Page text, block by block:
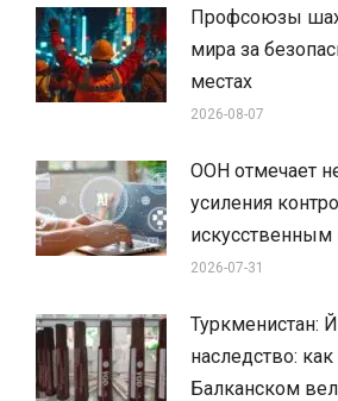
Профсоюзы
мира за
местах
2026-08-07
ООН отмечает
усиления
искусственным
2026-07-31
Туркменистан:
наследство:
Балканском